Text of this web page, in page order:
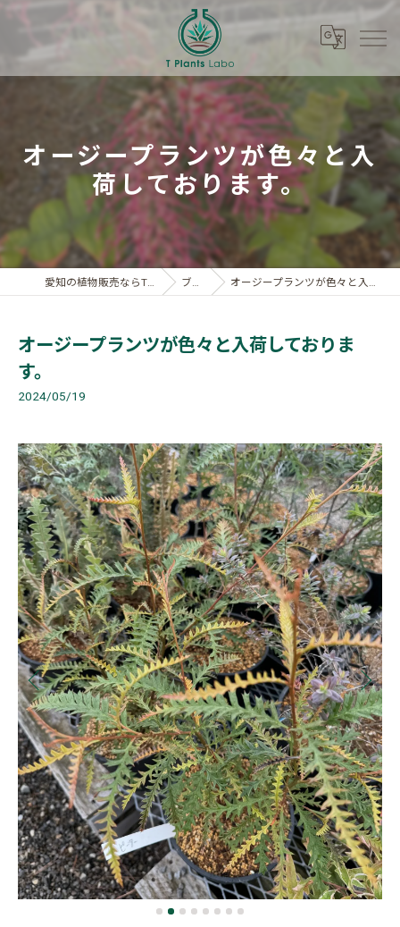
オージープランツが色々と入
荷しております。
愛知の植物販売ならT Plants Labo ブログ オージープランツが色々と入荷しております。
オージープランツが色々と入荷しておりま
す。
2024/05/19